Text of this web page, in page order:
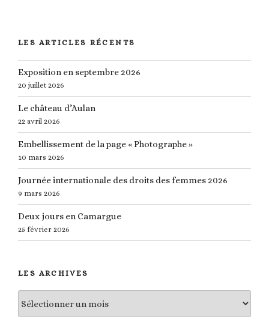
LES ARTICLES RÉCENTS
Exposition en septembre 2026
20 juillet 2026
Le château d’Aulan
22 avril 2026
Embellissement de la page « Photographe »
10 mars 2026
Journée internationale des droits des femmes 2026
9 mars 2026
Deux jours en Camargue
25 février 2026
LES ARCHIVES